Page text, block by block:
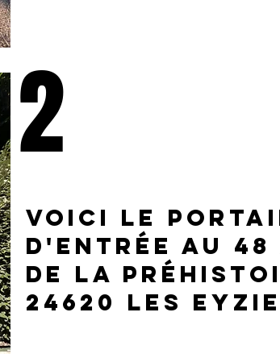
2
voici le
d'entrée au 48
de la
24620 les